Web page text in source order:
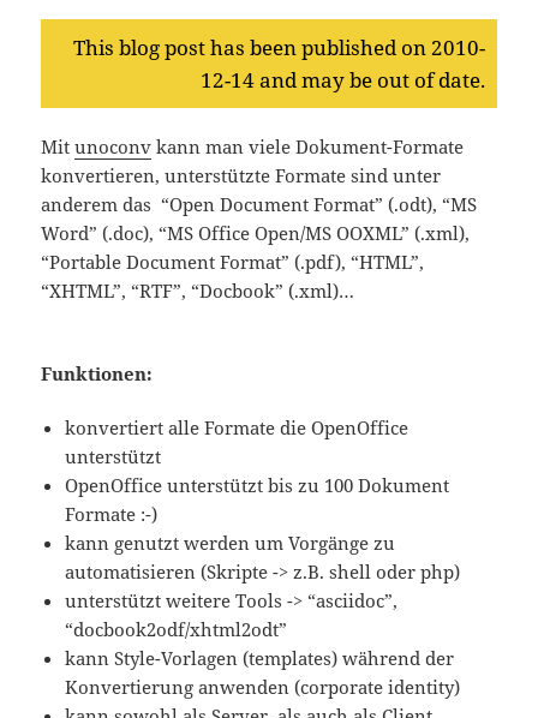
This blog post has been published on 2010-
12-14 and may be out of date.
Mitunoconv kann man viele Dokument-Formate
konvertieren, unterstützte Formate sind unter
anderem das “Open Document Format” (.odt), “MS
Word” (.doc), “MS Office Open/MS OOXML” (.xml),
“Portable Document Format” (.pdf), “HTML”,
“XHTML”, “RTF”, “Docbook” (.xml)…
Funktionen:
konvertiert alle Formate die OpenOffice
unterstützt
OpenOffice unterstützt bis zu 100 Dokument
Formate :-)
kann genutzt werden um Vorgänge zu
automatisieren (Skripte -> z.B. shell oder php)
unterstützt weitere Tools -> “asciidoc”,
“docbook2odf/xhtml2odt”
kann Style-Vorlagen (templates) während der
Konvertierung anwenden (corporate identity)